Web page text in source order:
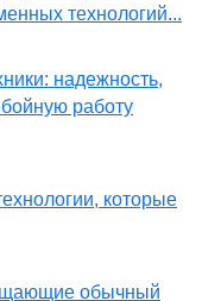
технологий...
надежность,
работу
которые
обычный